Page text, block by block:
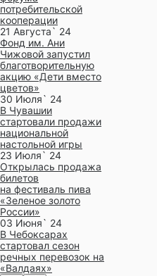
потребительской
кооперации
21 Августа` 24
Фонд им. Ани
Чижовой запустил
благотворительную
акцию «Дети вместо
цветов»
30 Июля` 24
В Чувашии
стартовали продажи
национальной
настольной игры
23 Июля` 24
Открылась продажа
билетов
на фестиваль пива
«Зеленое золото
России»
03 Июня` 24
В Чебоксарах
стартовал сезон
речных перевозок на
«Валдаях»